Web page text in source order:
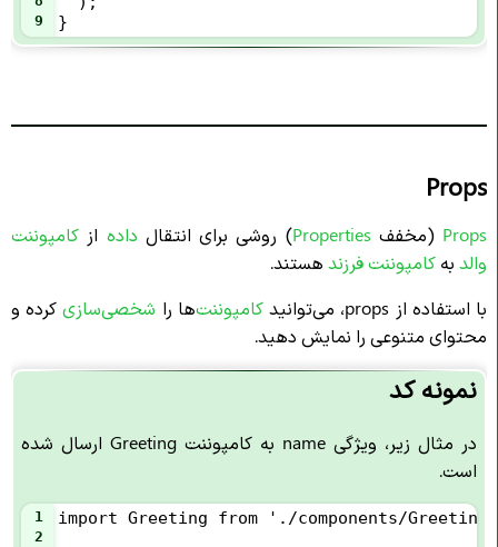
9 }
Props
Props (مخفف Properties) روشی برای انتقال داده از کامپوننت
والد به کامپوننت فرزند هستند.
با استفاده از props، می‌توانید
کامپوننت‌ها را شخصی‌سازیکرده و
محتوای متنوعی را نمایش دهید.
نمونه کد
در مثال زیر، ویژگی name به کامپوننت Greeting ارسال شده
است.
1 import Greeting from './components/
2